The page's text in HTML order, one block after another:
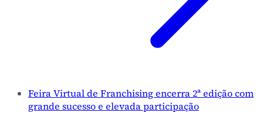
Feira Virtual de Franchising encerra 2ª edição com
grande sucesso e elevada participação